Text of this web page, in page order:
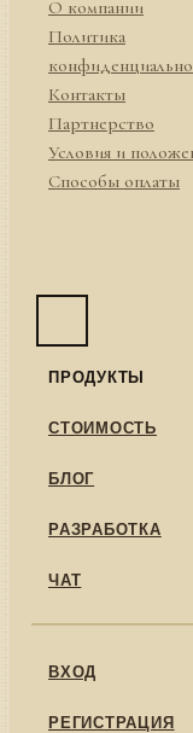
О компании
Политика
Контакты
Партнерство
Условия и
Способы оплаты
ПРОДУКТЫ
СТОИМОСТЬ
БЛОГ
РАЗРАБОТКА
ЧАТ
ВХОД
РЕГИСТРАЦИЯ